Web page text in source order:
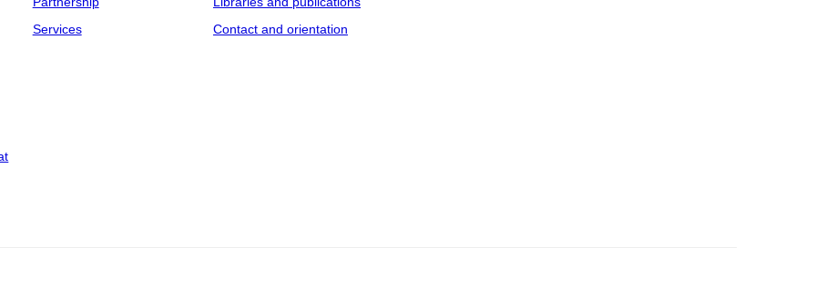
Services
Contact and orientation